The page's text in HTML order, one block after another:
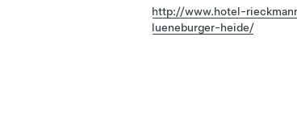
http://www.hotel-
lueneburger-heide/